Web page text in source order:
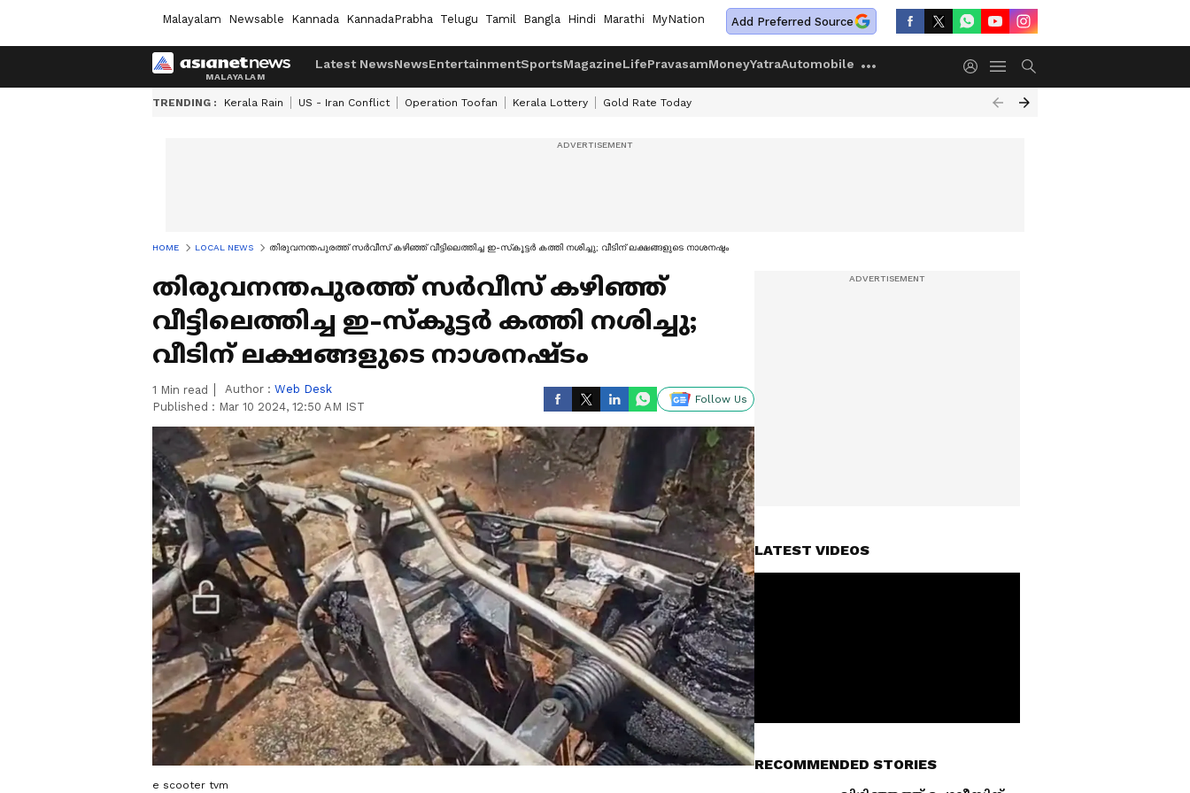
Malayalam Newsable Kannada KannadaPrabha Telugu Tamil Bangla Hindi Marathi MyNation Add Preferred Source
Latest NewsNewsEntertainmentSportsMagazineLifePravasamMoneyYatraAutomobile
TRENDING : Kerala Rain US - Iran Conflict Operation Toofan Kerala Lottery Gold Rate Today
HOME LOCAL NEWS തിരുവനന്തപുരത്ത് സര്‍വീസ് കഴിഞ്ഞ് വീട്ടിലെത്തിച്ച ഇ-സ്‌കൂട്ടര്‍ കത്തി നശിച്ചു; വീടിന് ലക്ഷങ്ങളുടെ നാശനഷ്ടം
തിരുവനന്തപുരത്ത് സര്‍വീസ് കഴിഞ്ഞ്
വീട്ടിലെത്തിച്ച ഇ-സ്‌കൂട്ടര്‍ കത്തി നശിച്ചു;
വീടിന് ലക്ഷങ്ങളുടെ നാശനഷ്ടം
1 Min read Author : Web Desk
Published : Mar 10 2024, 12:50 AM IST
Follow Us
e scooter tvm
LATEST VIDEOS
RECOMMENDED STORIES